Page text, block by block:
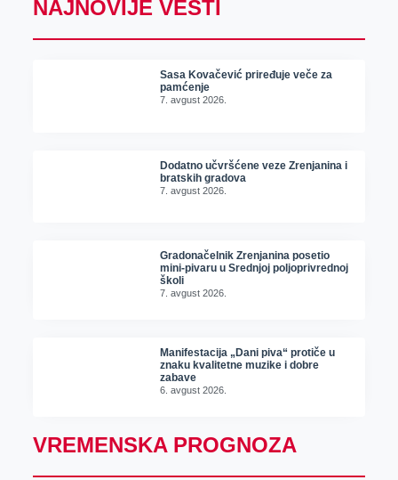
NAJNOVIJE VESTI
Sasa Kovačević priređuje veče za
pamćenje
7. avgust 2026.
Dodatno učvršćene veze Zrenjanina i
bratskih gradova
7. avgust 2026.
Gradonačelnik Zrenjanina posetio
mini-pivaru u Srednjoj poljoprivrednoj
školi
7. avgust 2026.
Manifestacija „Dani piva“ protiče u
znaku kvalitetne muzike i dobre
zabave
6. avgust 2026.
VREMENSKA PROGNOZA